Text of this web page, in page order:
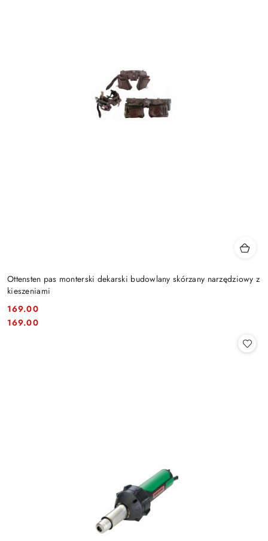
Ottensten pas monterski dekarski budowlany skórzany narzędziowy z
kieszeniami
Cena:
169.00
Cena:
169.00